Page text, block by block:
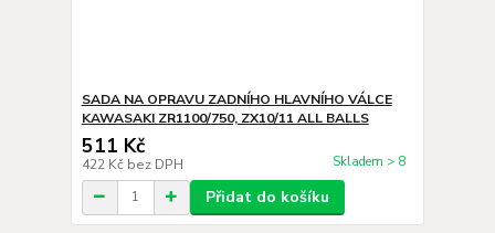
SADA NA OPRAVU ZADNÍHO HLAVNÍHO VÁLCE
KAWASAKI ZR1100/750, ZX10/11 ALL BALLS
511 Kč
422 Kč bez DPH Skladem > 8
Přidat do košíku